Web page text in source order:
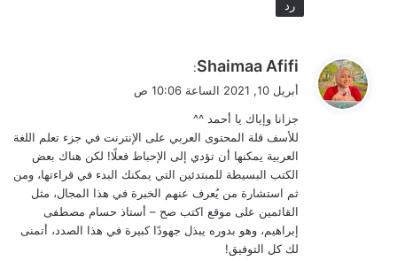
كما تعلّمنا أن أشكال المحتوى وأنواعه كثيرة جدًا، فهي لا
تدور حول الشكل الكتابي فقط مثل كتابة المقالات وغيرها،
يوجد أيضًا المحتوى الصوتي (Podcast) الذي تجعل اللغة
العربية دخولك إلى عالمه من السهل جدًا خاصة إذا حباكَ
الله صوتًا مميزًا.
رد
ي
ق
ل
Shaimaa Afifi
:
أبريل 10, 2021 الساعة 10:06 ص
جزانا وإياك يا أحمد ^^
للأسف قلة المحتوى العربي على الإنترنت في جزء تعلم اللغة
العربية يمكنها أن تؤدي إلى الإحباط فعلًا! لكن هناك بعض
الكتب البسيطة للمبتدئين التي يمكنك البدء في قراءتها، ومن
ثم استشارة من يُعرف عنهم الخبرة في هذا المجال، مثل
القائمين على موقع اكتب صح – أستاذ حسام مصطفى
إبراهيم، وهو بدوره يبذل جهودًا كبيرة في هذا الصدد، أتمنى
لك كل التوفيق!